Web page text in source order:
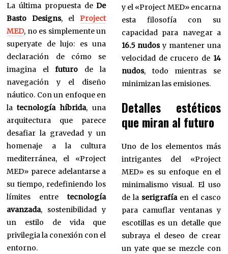
La última propuesta deDe
Basto Designs, elProject
MED, no es simplemente un
superyate de lujo: es una
declaración de cómo se
imagina elfuturo de la
navegación y el diseño
náutico. Con un enfoque en
latecnología híbrida, una
arquitectura que parece
desafiar la gravedad y un
homenaje a la cultura
mediterránea, el «Project
MED» parece adelantarse a
su tiempo, redefiniendo los
límites entretecnología
avanzada, sostenibilidad y
un estilo de vida que
privilegia la conexión con el
entorno.
y el «Project MED» encarna
esta filosofía con su
capacidad para navegar a
16.5 nudosy mantener una
velocidad de crucero de 14
nudos, todo mientras se
minimizan las emisiones.
Detalles estéticos
que miran al futuro
Uno de los elementos más
intrigantes del «Project
MED» es su enfoque en el
minimalismo visual. El uso
de la serigrafíaen el casco
para camuflar ventanas y
escotillas es un detalle que
subraya el deseo de crear
un yate que se mezcle con